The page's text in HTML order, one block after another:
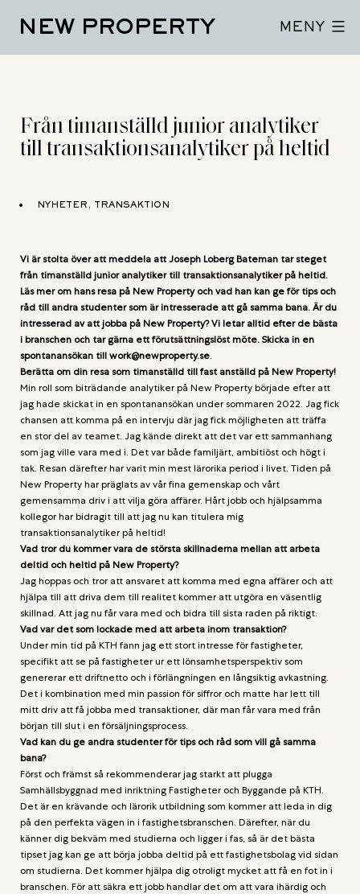
NEW PROPERTY MENY
Från timanställd junior analytiker
till transaktionsanalytiker på heltid
NYHETER, TRANSAKTION
Vi är stolta över att meddela att Joseph Loberg Bateman tar steget
från timanställd junior analytiker till transaktionsanalytiker på heltid.
Läs mer om hans resa på New Property och vad han kan ge för tips och
råd till andra studenter som är intresserade att gå samma bana. Är du
intresserad av att jobba på New Property? Vi letar alltid efter de bästa
i branschen och tar gärna ett förutsättningslöst möte. Skicka in en
spontanansökan till work@newproperty.se.
Berätta om din resa som timanställd till fast anställd på New Property!
Min roll som biträdande analytiker på New Property började efter att
jag hade skickat in en spontanansökan under sommaren 2022. Jag fick
chansen att komma på en intervju där jag fick möjligheten att träffa
en stor del av teamet. Jag kände direkt att det var ett sammanhang
som jag ville vara med i. Det var både familjärt, ambitiöst och högt i
tak. Resan därefter har varit min mest lärorika period i livet. Tiden på
New Property har präglats av vår fina gemenskap och vårt
gemensamma driv i att vilja göra affärer. Hårt jobb och hjälpsamma
kollegor har bidragit till att jag nu kan titulera mig
transaktionsanalytiker på heltid!
Vad tror du kommer vara de största skillnaderna mellan att arbeta
deltid och heltid på New Property?
Jag hoppas och tror att ansvaret att komma med egna affärer och att
hjälpa till att driva dem till realitet kommer att utgöra en väsentlig
skillnad. Att jag nu får vara med och bidra till sista raden på riktigt.
Vad var det som lockade med att arbeta inom transaktion?
Under min tid på KTH fann jag ett stort intresse för fastigheter,
specifikt att se på fastigheter ur ett lönsamhetsperspektiv som
genererar ett driftnetto och i förlängningen en långsiktig avkastning.
Det i kombination med min passion för siffror och matte har lett till
mitt driv att få jobba med transaktioner, där man får vara med från
början till slut i en försäljningsprocess.
Vad kan du ge andra studenter för tips och råd som vill gå samma
bana?
Först och främst så rekommenderar jag starkt att plugga
Samhällsbyggnad med inriktning Fastigheter och Byggande på KTH.
Det är en krävande och lärorik utbildning som kommer att leda in dig
på den perfekta vägen in i fastighetsbranschen. Därefter, när du
känner dig bekväm med studierna och ligger i fas, så är det bästa
tipset jag kan ge att börja jobba deltid på ett fastighetsbolag vid sidan
om studierna. Det kommer hjälpa dig otroligt mycket att få en fot in i
branschen. För att säkra ett jobb handlar det om att vara ihärdig och